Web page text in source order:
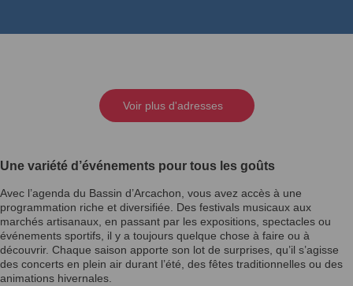
Voir plus d'adresses
Une variété d’événements pour tous les goûts
Avec l’agenda du Bassin d’Arcachon, vous avez accès à une
programmation riche et diversifiée. Des festivals musicaux aux
marchés artisanaux, en passant par les expositions, spectacles ou
événements sportifs, il y a toujours quelque chose à faire ou à
découvrir. Chaque saison apporte son lot de surprises, qu’il s’agisse
des concerts en plein air durant l’été, des fêtes traditionnelles ou des
animations hivernales.